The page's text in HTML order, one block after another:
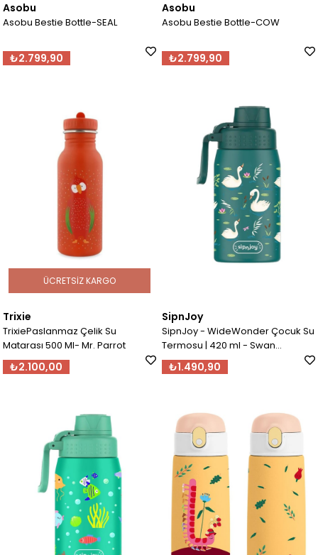
Asobu
Asobu Bestie Bottle-SEAL
₺2.799,90
Asobu
Asobu Bestie Bottle-COW
₺2.799,90
Trixie
TrixiePaslanmaz Çelik Su
Matarası 500 Ml- Mr. Parrot
₺2.100,00
ÜCRETSIZ KARGO
SipnJoy
SipnJoy - WideWonder Çocuk Su
Termosu | 420 ml - Swan
Harmony
₺1.490,90